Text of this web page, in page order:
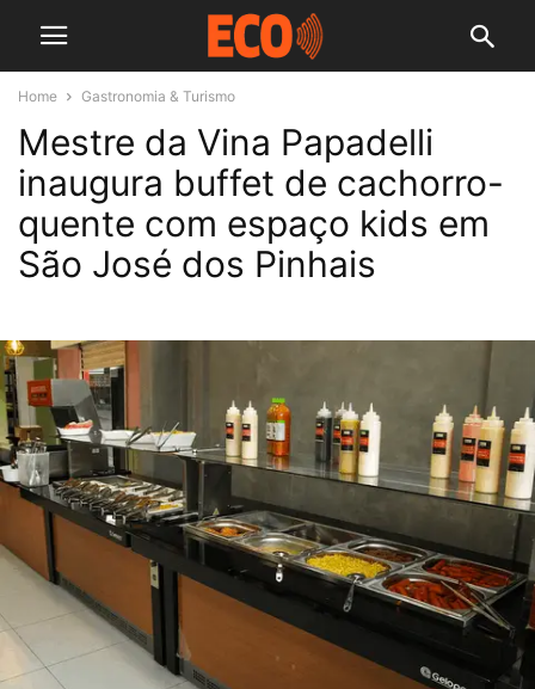
Home Gastronomia & Turismo
Mestre da Vina Papadelli
inaugura buffet de cachorro-
quente com espaço kids em
São José dos Pinhais